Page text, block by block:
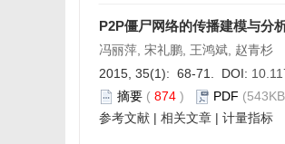
P2P僵尸网络的传播建模与分
冯丽萍, 宋礼鹏, 王鸿斌, 赵青杉
2015, 35(1): 68-71. DOI:
摘要 ( 874 ) PDF
参考文献 | 相关文章 | 计量指标